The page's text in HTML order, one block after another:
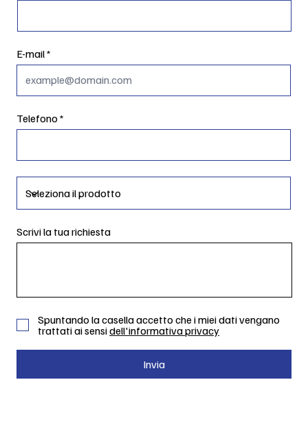
E-mail
Telefono
Scrivi la tua richiesta
Spuntando la casella accetto che i miei dati vengano
trattati ai sensidell'informativa privacy
Invia